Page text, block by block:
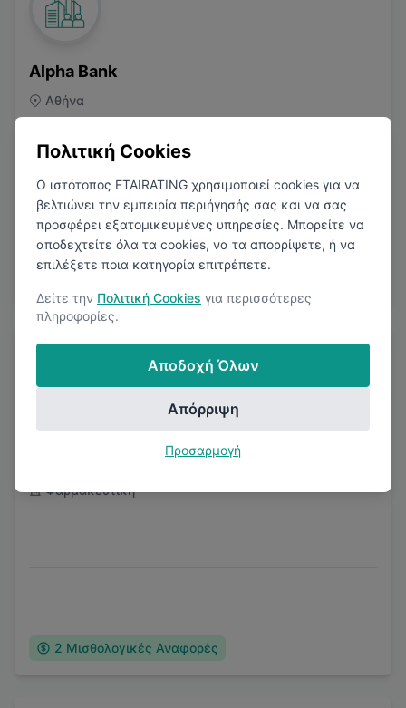
Alpha Bank
Αθήνα
3.4 (4Κριτικές)
Pierre Fabre Hellas S.A.
Φαρμακευτική
2 Μισθολογικές Αναφορές
Πολιτική Cookies
Ο ιστότοπος ETAIRATING χρησιμοποιεί cookies για να
βελτιώνει την εμπειρία περιήγησής σας και να σας
προσφέρει εξατομικευμένες υπηρεσίες. Μπορείτε να
αποδεχτείτε όλα τα cookies, να τα απορρίψετε, ή να
επιλέξετε ποια κατηγορία επιτρέπετε.
Δείτε την Πολιτική Cookies για περισσότερες
πληροφορίες.
Αποδοχή Όλων
Απόρριψη
Προσαρμογή